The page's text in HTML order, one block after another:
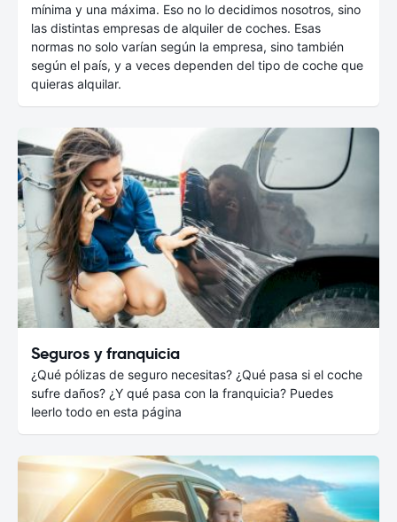
mínima y una máxima. Eso no lo decidimos nosotros, sino
las distintas empresas de alquiler de coches. Esas
normas no solo varían según la empresa, sino también
según el país, y a veces dependen del tipo de coche que
quieras alquilar.
Seguros y franquicia
¿Qué pólizas de seguro necesitas? ¿Qué pasa si el coche
sufre daños? ¿Y qué pasa con la franquicia? Puedes
leerlo todo en esta página